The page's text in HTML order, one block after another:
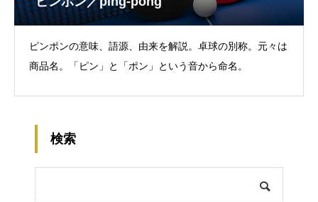
ピンポンの意味、語源、由来を解説。卓球の別称。元々は
商品名。「ピン」と「ポン」という音から命名。
検索